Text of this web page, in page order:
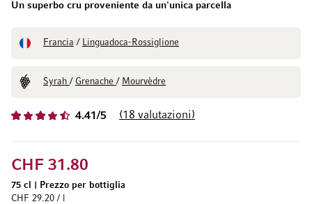
4.41/5 18 valutazioni
Un superbo cru proveniente da un'unica parcella
Francia / Linguadoca-Rossiglione
Syrah/ Grenache/ Mourvèdre
CHF 31.80
75 cl
Prezzo per bottiglia
CHF 29.20 / l